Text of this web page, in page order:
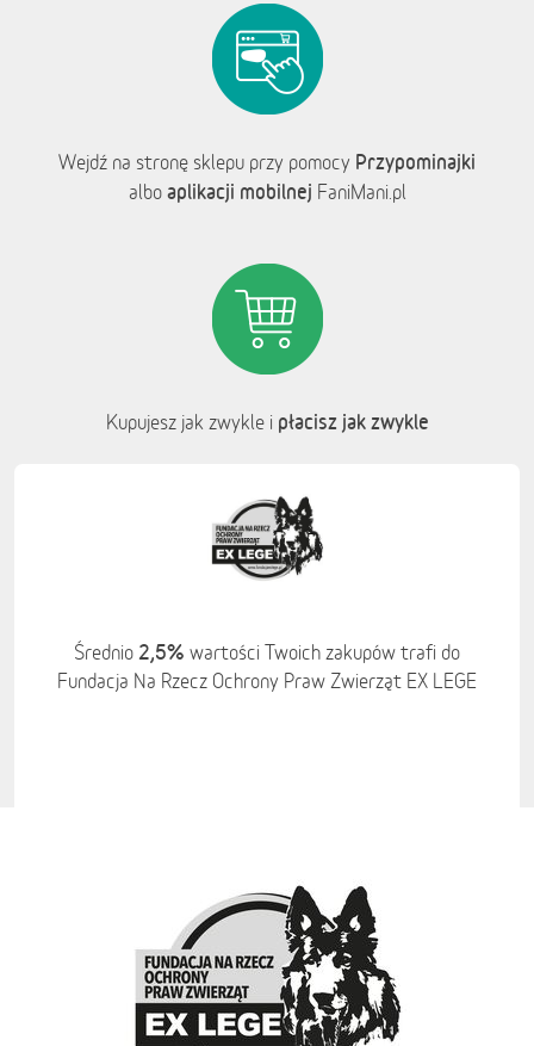
Wejdź na stronę sklepu przy pomocy Przypominajki
albo aplikacji mobilnej FaniMani.pl
Kupujesz jak zwykle i płacisz jak zwykle
Średnio 2,5% wartości Twoich zakupów trafi do
Fundacja Na Rzecz Ochrony Praw Zwierząt EX LEGE